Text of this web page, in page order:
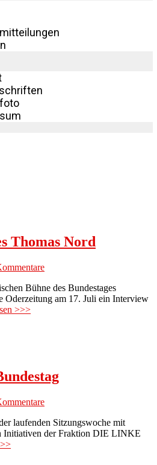
Thomas Nord
Bühne des Bundestages
Oderzeitung am 17. Juli ein Interview
>>>
laufenden Sitzungswoche mit
Initiativen der Fraktion DIE LINKE